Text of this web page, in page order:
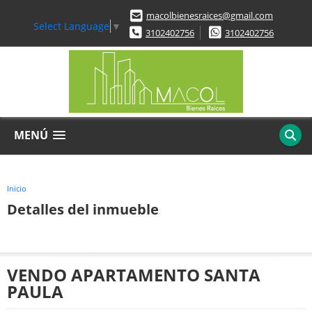
Select Language ▼
macolbienesraices@gmail.com
3102402756
3102402756
MENÚ
Inicio
Detalles del inmueble
VENDO APARTAMENTO SANTA
PAULA